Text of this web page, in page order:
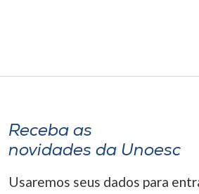
Selecione
A+
Receba as
novidades da Unoesc
Usaremos seus dados para